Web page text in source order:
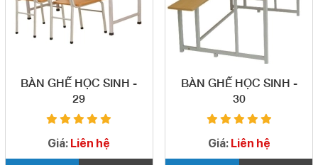
BÀN GHẾ HỌC SINH -
29
Giá: Liên hệ
BÀN GHẾ HỌC SINH -
30
Giá: Liên hệ